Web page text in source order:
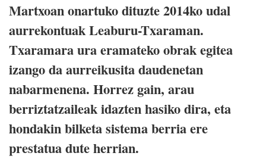
Martxoan onartuko dituzte 2014ko udal
aurrekontuak Leaburu-Txaraman.
Txaramara ura eramateko obrak egitea
izango da aurreikusita daudenetan
nabarmenena. Horrez gain, arau
berriztatzaileak idazten hasiko dira, eta
hondakin bilketa sistema berria ere
prestatua dute herrian.